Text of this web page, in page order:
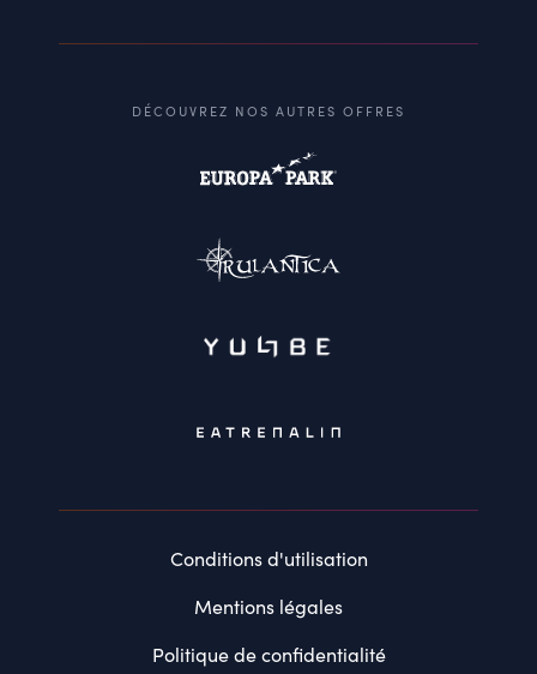
DÉCOUVREZ NOS AUTRES OFFRES
Conditions d'utilisation
Mentions légales
Politique de confidentialité